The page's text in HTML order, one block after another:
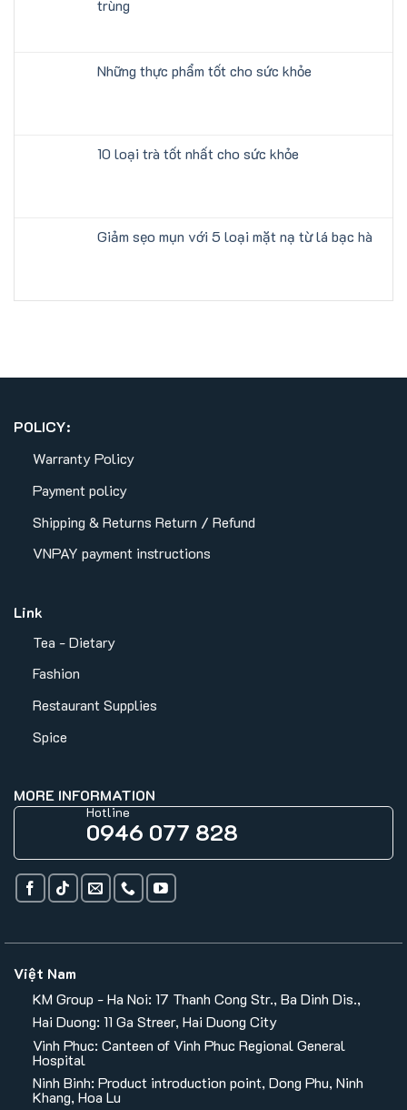
trùng
Những thực phẩm tốt cho sức khỏe
10 loại trà tốt nhất cho sức khỏe
Giảm sẹo mụn với 5 loại mặt nạ từ lá bạc hà
POLICY:
Warranty Policy
Payment policy
Shipping & Returns Return / Refund
VNPAY payment instructions
Link
Tea - Dietary
Fashion
Restaurant Supplies
Spice
MORE INFORMATION
Hotline
0946 077 828
Việt Nam
KM Group - Ha Noi: 17 Thanh Cong Str., Ba Dinh Dis.,
Hai Duong: 11 Ga Streer, Hai Duong City
Vinh Phuc: Canteen of Vinh Phuc Regional General
Hospital
Ninh Binh: Product introduction point, Dong Phu, Ninh
Khang, Hoa Lu